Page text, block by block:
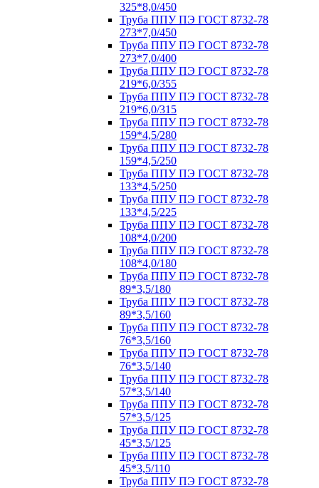
325*8,0/450
Труба ППУ ПЭ ГОСТ 8732-78
273*7,0/450
Труба ППУ ПЭ ГОСТ 8732-78
273*7,0/400
Труба ППУ ПЭ ГОСТ 8732-78
219*6,0/355
Труба ППУ ПЭ ГОСТ 8732-78
219*6,0/315
Труба ППУ ПЭ ГОСТ 8732-78
159*4,5/280
Труба ППУ ПЭ ГОСТ 8732-78
159*4,5/250
Труба ППУ ПЭ ГОСТ 8732-78
133*4,5/250
Труба ППУ ПЭ ГОСТ 8732-78
133*4,5/225
Труба ППУ ПЭ ГОСТ 8732-78
108*4,0/200
Труба ППУ ПЭ ГОСТ 8732-78
108*4,0/180
Труба ППУ ПЭ ГОСТ 8732-78
89*3,5/180
Труба ППУ ПЭ ГОСТ 8732-78
89*3,5/160
Труба ППУ ПЭ ГОСТ 8732-78
76*3,5/160
Труба ППУ ПЭ ГОСТ 8732-78
76*3,5/140
Труба ППУ ПЭ ГОСТ 8732-78
57*3,5/140
Труба ППУ ПЭ ГОСТ 8732-78
57*3,5/125
Труба ППУ ПЭ ГОСТ 8732-78
45*3,5/125
Труба ППУ ПЭ ГОСТ 8732-78
45*3,5/110
Труба ППУ ПЭ ГОСТ 8732-78